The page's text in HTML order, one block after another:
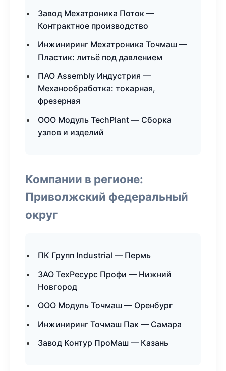
Завод Мехатроника Поток —
Контрактное производство
Инжиниринг Мехатроника Точмаш —
Пластик: литьё под давлением
ПАО Assembly Индустрия —
Механообработка: токарная,
фрезерная
ООО Модуль TechPlant — Сборка
узлов и изделий
Компании в регионе:
Приволжский федеральный
округ
ПК Групп Industrial — Пермь
ЗАО ТехРесурс Профи — Нижний
Новгород
ООО Модуль Точмаш — Оренбург
Инжиниринг Точмаш Пак — Самара
Завод Контур ПроМаш — Казань